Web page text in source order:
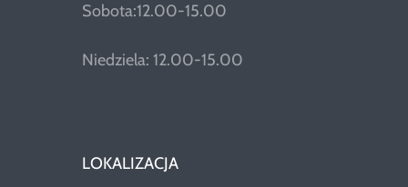
Sobota:12.00-15.00
Niedziela: 12.00-15.00
LOKALIZACJA